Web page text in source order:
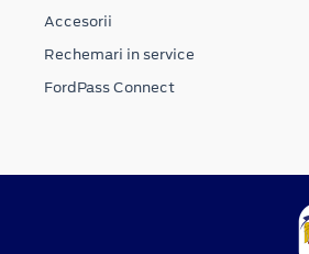
Accesorii
Rechemari in service
FordPass Connect